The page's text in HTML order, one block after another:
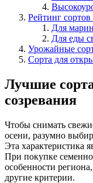
Рейтинг
Для
Для еды
Урожайные
Сорта для
Лучшие
созревания
Чтобы снимать
осени, разумно
Эта характеристика
При покупке
особенности
другие критерии.